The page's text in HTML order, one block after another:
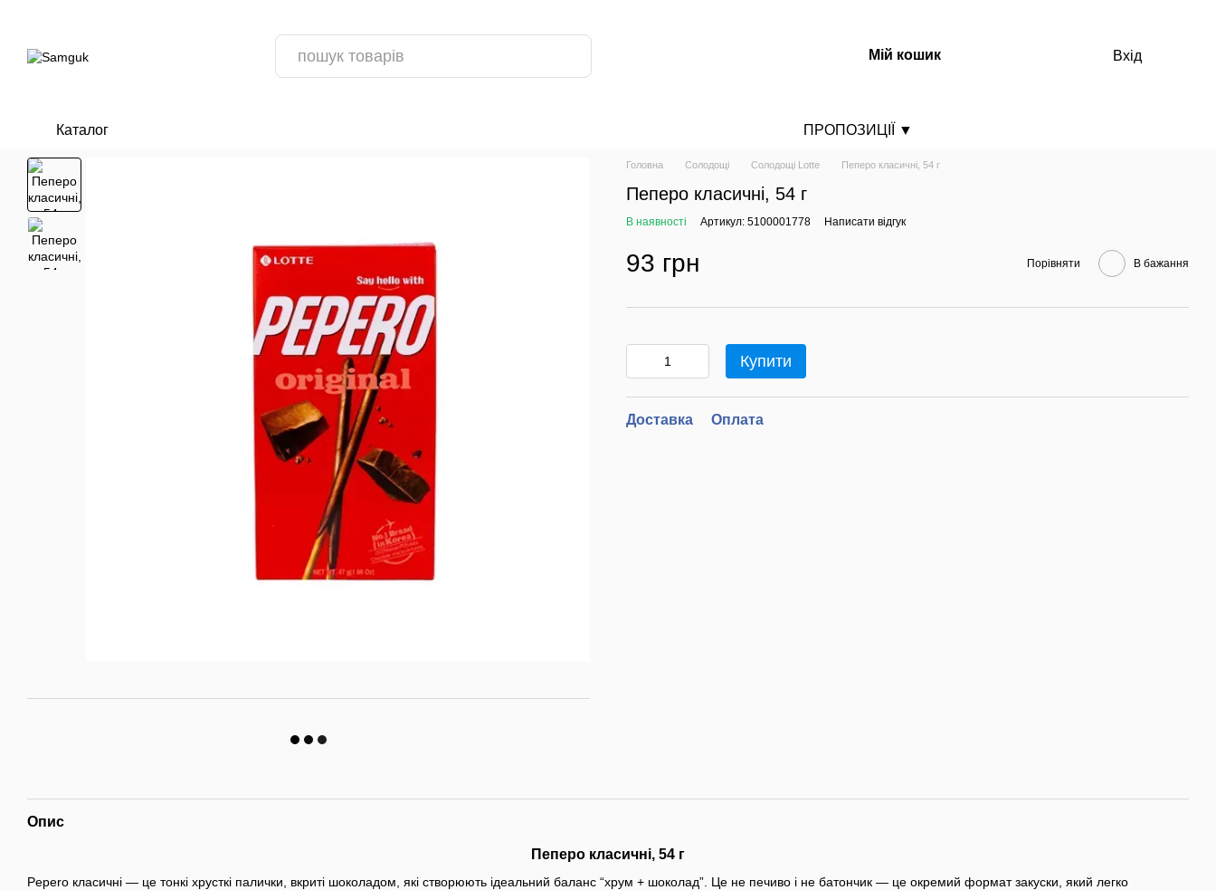
Мій кошик Вхід
Каталог
РЕКОМЕНДОВАНІ НАБОРИ ⭐️
ПРОПОЗИЦІЇ
▼
ДОБІРКА ГОСТРИХ ПРОДУКТІВ
ДОБІРКА НОВАЧКА
Головна Солодощі Солодощі Lotte Пеперо класичні, 54 г
Пеперо класичні, 54 г
В наявності Артикул: 5100001778 Написати відгук
93 грн Порівняти В бажання
Купити
Доставка Оплата
Опис
Пеперо класичні, 54 г
Pepero класичні — це тонкі хрусткі палички, вкриті шоколадом, які створюють ідеальний баланс “хрум + шоколад”. Це не печиво і не батончик — це окремий формат закуски, який легко